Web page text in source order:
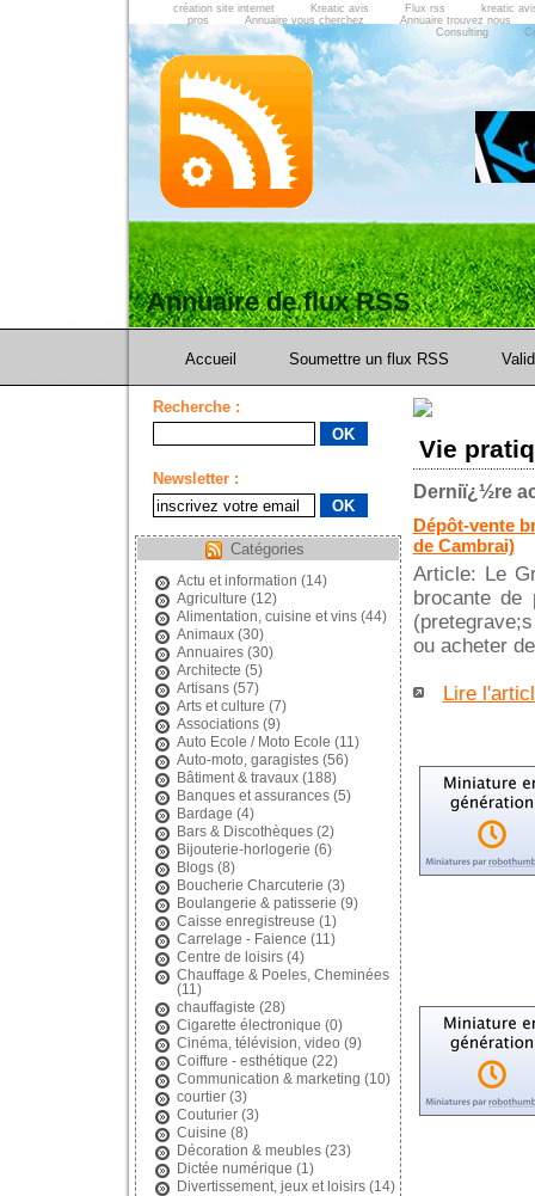
création site internet Kreatic avis Flux rss
kreatic
pros
Annuaire vous cherchez
Annuaire trouvez nous
Consulting
Annuaire de flux RSS
Accueil Soumettre un flux RSS
Recherche :
Newsletter :
Catégories
Actu et information (14)
Agriculture (12)
Alimentation, cuisine et vins(44)
Animaux(30)
Annuaires(30)
Architecte (5)
Artisans(57)
Arts et culture (7)
Associations(9)
Auto Ecole / Moto Ecole (11)
Auto-moto, garagistes(56)
Bâtiment & travaux(188)
Banques et assurances(5)
Bardage (4)
Bars & Discothèques(2)
Bijouterie-horlogerie (6)
Blogs(8)
Boucherie Charcuterie (3)
Boulangerie & patisserie (9)
Caisse enregistreuse (1)
Carrelage - Faience (11)
Centre de loisirs(4)
Chauffage & Poeles, Cheminées
(11)
chauffagiste (28)
Cigarette électronique (0)
Cinéma, télévision, video (9)
Coiffure - esthétique (22)
Communication & marketing (10)
courtier(3)
Couturier(3)
Cuisine (8)
Décoration & meubles(23)
Dictée numérique (1)
Divertissement, jeux et loisirs(14)
Vie
Derniï¿½re
Dépôt-vente
de Cambrai)
Article: Le
brocante de
ou acheter
Lire